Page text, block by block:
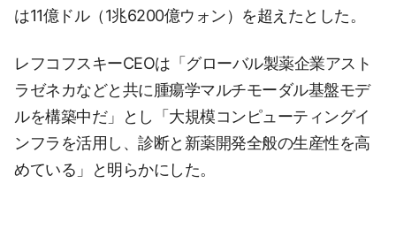
は11億ドル（1兆6200億ウォン）を超えたとした。
レフコフスキーCEOは「グローバル製薬企業アスト
ラゼネカなどと共に腫瘍学マルチモーダル基盤モデ
ルを構築中だ」とし「大規模コンピューティングイ
ンフラを活用し、診断と新薬開発全般の生産性を高
めている」と明らかにした。